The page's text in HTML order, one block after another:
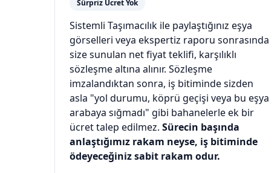
Sürpriz Ücret Yok
Sistemli Taşımacılık ile paylaştığınız eşya
görselleri veya ekspertiz raporu sonrasında
size sunulan net fiyat teklifi, karşılıklı
sözleşme altına alınır. Sözleşme
imzalandıktan sonra, iş bitiminde sizden
asla "yol durumu, köprü geçişi veya bu eşya
arabaya sığmadı" gibi bahanelerle ek bir
ücret talep edilmez. Sürecin başında
anlaştığımız rakam neyse, iş bitiminde
ödeyeceğiniz sabit rakam odur.